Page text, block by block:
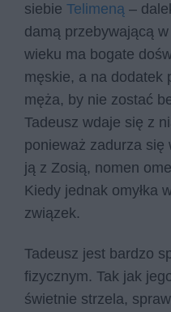
siebie Telimeną –
damą przebywającą
wieku ma bogate
męskie, a na dodatek
męża, by nie zostać
Tadeusz wdaje się z
ponieważ zadurza się
ją z Zosią, nomen
Kiedy jednak omyłka
związek.
Tadeusz jest bardzo
fizycznym. Tak jak
świetnie strzela,